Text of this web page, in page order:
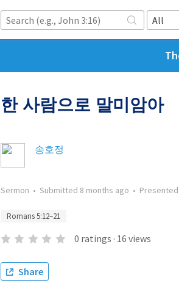
All
한 사람으로 말미암아
송호정
Sermon • Submitted 8 months ago • Presented
Romans 5:12–21
0 ratings · 16 views
Share